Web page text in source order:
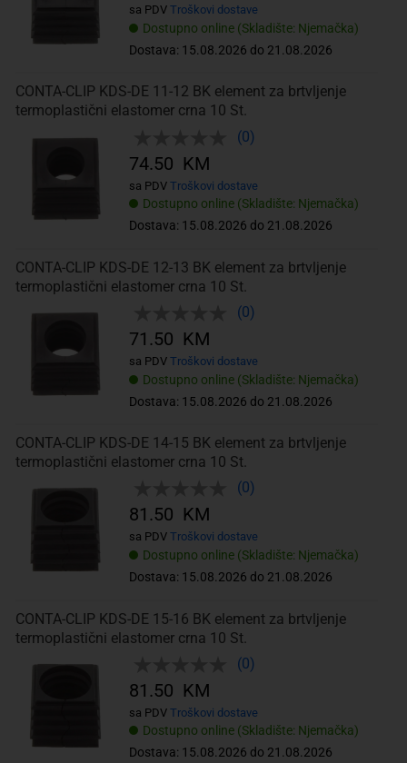
Dostupno online (Skladište: Njemačka)
Dostava: 15.08.2026 do 21.08.2026
sa PDV Troškovi dostave
CONTA-CLIP KDS-DE 11-12 BK element za brtvljenje
termoplastični elastomer crna 10 St.
(0)
Dostupno online (Skladište: Njemačka)
Dostava: 15.08.2026 do 21.08.2026
74.50 KM
sa PDV Troškovi dostave
CONTA-CLIP KDS-DE 12-13 BK element za brtvljenje
termoplastični elastomer crna 10 St.
(0)
Dostupno online (Skladište: Njemačka)
Dostava: 15.08.2026 do 21.08.2026
71.50 KM
sa PDV Troškovi dostave
CONTA-CLIP KDS-DE 14-15 BK element za brtvljenje
termoplastični elastomer crna 10 St.
(0)
Dostupno online (Skladište: Njemačka)
Dostava: 15.08.2026 do 21.08.2026
81.50 KM
sa PDV Troškovi dostave
CONTA-CLIP KDS-DE 15-16 BK element za brtvljenje
termoplastični elastomer crna 10 St.
(0)
Dostupno online (Skladište: Njemačka)
Dostava: 15.08.2026 do 21.08.2026
81.50 KM
sa PDV Troškovi dostave